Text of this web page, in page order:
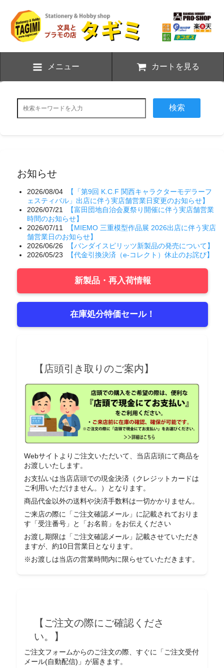
メニュー カートを見る
検索
お知らせ
2026/08/04
【「第9回 K.C.F 関西キャラクターモデラーフ
ェスティバル」出店に伴う実店舗営業日変更のお知らせ】
2026/07/21
【富田団地自治会夏祭り開催に伴う実店舗営業
時間のお知らせ】
2026/07/11
【MIEMO 三重模型作品展 2026出店に伴う実店
舗営業日のお知らせ】
2026/06/26
【バンダイスピリッツ新製品の発売について】
2026/05/23
【代金引換決済（e-コレクト）休止のお詫び】
新製品・再入荷情報
在庫処分特価セール！
【店頭引き取りのご案内】
Webサイトよりご注文いただいて、当店店頭にて商品を
お渡しいたします。
お支払いは当店店頭での現金決済（クレジットカードは
ご利用いただけません。）となります。
商品代金以外の送料や決済手数料は一切かかりません。
ご来店の際に「ご注文確認メール」に記載されておりま
す「受注番号」と「お名前」をお伝えください
お渡し期限は「ご注文確認メール」記載させていただき
ますが、約10日営業日となります。
※お渡しは当店の営業時間内に限らせていただきます。
【ご注文の際にご確認くださ
い。】
ご注文フォームからのご注文の際、すぐに「ご注文受付
メール(自動配信)」が届きます。